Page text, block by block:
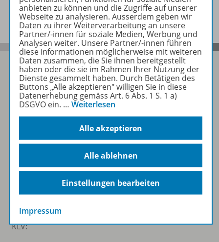
Informationen
Folgen Sie uns auf Social Media
Schubi:
WSS:
KLV:
anbieten zu können und die Zugriffe auf unserer
Webseite zu analysieren. Ausserdem geben wir
Daten zu ihrer Weiterverarbeitung an unsere
Partner/-innen für soziale Medien, Werbung und
Analysen weiter. Unsere Partner/-innen führen
diese Informationen möglicherweise mit weiteren
Daten zusammen, die Sie ihnen bereitgestellt
haben oder die sie im Rahmen Ihrer Nutzung der
Dienste gesammelt haben. Durch Betätigen des
Buttons „Alle akzeptieren" willigen Sie in diese
Datenerhebung gemäss Art. 6 Abs. 1 S. 1 a)
DSGVO ein. … Weiterlesen
Alle akzeptieren
Alle ablehnen
Einstellungen bearbeiten
Impressum